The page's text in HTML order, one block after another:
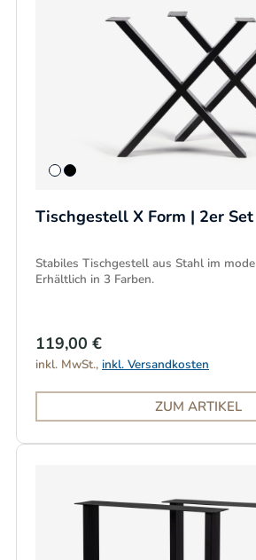
Tischgestell X Form | 2er Set
Stabiles Tischgestell aus Stahl im
Erhältlich in 3 Farben.
119,00 €
inkl. MwSt., inkl. Versandkosten
ZUM ARTIKEL